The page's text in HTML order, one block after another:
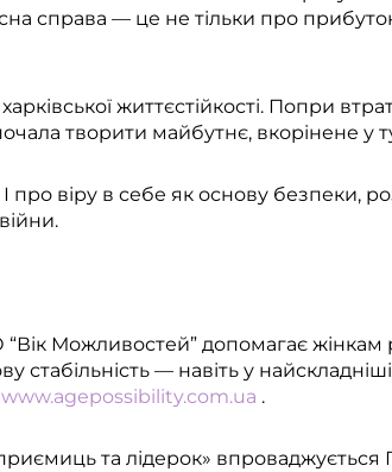
справа — це не тільки про
життєстійкості. Попри
творити майбутнє, вкорінене у
І про віру в себе як основу безпеки,
Можливостей” допомагає жінкам
стабільність — навіть у
www.agepossibility.com.ua .
та лідерок» впроваджується